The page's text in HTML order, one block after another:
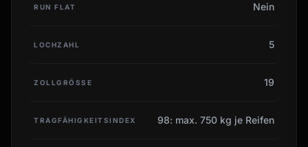
RUN FLAT Nein
LOCHZAHL 5
ZOLLGRÖSSE 19
TRAGFÄHIGKEITSINDEX 98: max. 750 kg je Reifen